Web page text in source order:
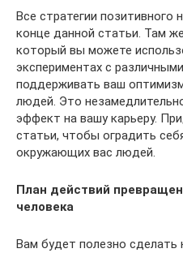
Все стратегии позитивного
конце данной статьи. Там
который вы можете
экспериментах с
поддерживать ваш
людей. Это
эффект на вашу карьеру.
статьи, чтобы оградить
окружающих вас людей.
План действий
человека
Вам будет полезно сделать